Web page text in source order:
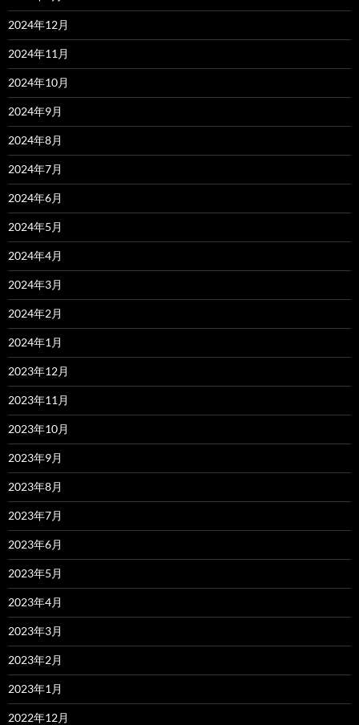
2024年12月
2024年11月
2024年10月
2024年9月
2024年8月
2024年7月
2024年6月
2024年5月
2024年4月
2024年3月
2024年2月
2024年1月
2023年12月
2023年11月
2023年10月
2023年9月
2023年8月
2023年7月
2023年6月
2023年5月
2023年4月
2023年3月
2023年2月
2023年1月
2022年12月